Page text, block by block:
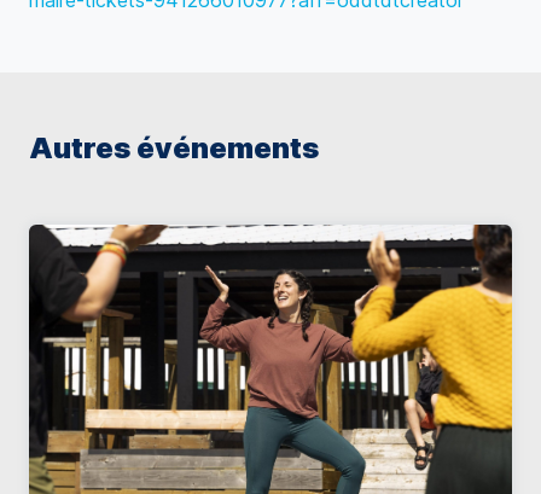
Autres événements